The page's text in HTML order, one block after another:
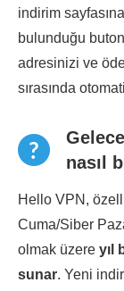
indirim
bulunduğu
adresinizi ve
sırasında
nasıl
Hello VPN,
Cuma/Siber
olmak üzere yıl
sunar. Yeni